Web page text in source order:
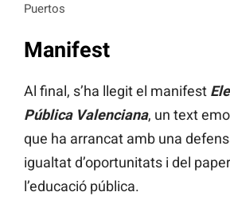
Puertos
Manifest
Al final, s’ha llegit el manifest
Pública Valenciana, un text
que ha arrancat amb una
igualtat d’oportunitats i del
l’educació pública.